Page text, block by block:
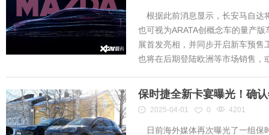
根据此前消息显示，长安马自达
也可视为ARATA创概念车的量产
展首发亮相，并同步开启新车预售
也将在后期登陆欧洲等市场销售，
保时捷全新卡宴曝光！确
2025-04-01 0 4201
日前海外媒体再次曝光了一组保